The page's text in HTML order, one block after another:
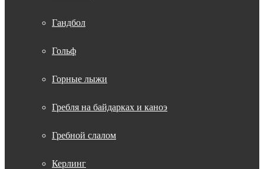
Гандбол
Гольф
Горные лыжи
Гребля на байдарках и каноэ
Гребной слалом
Керлинг